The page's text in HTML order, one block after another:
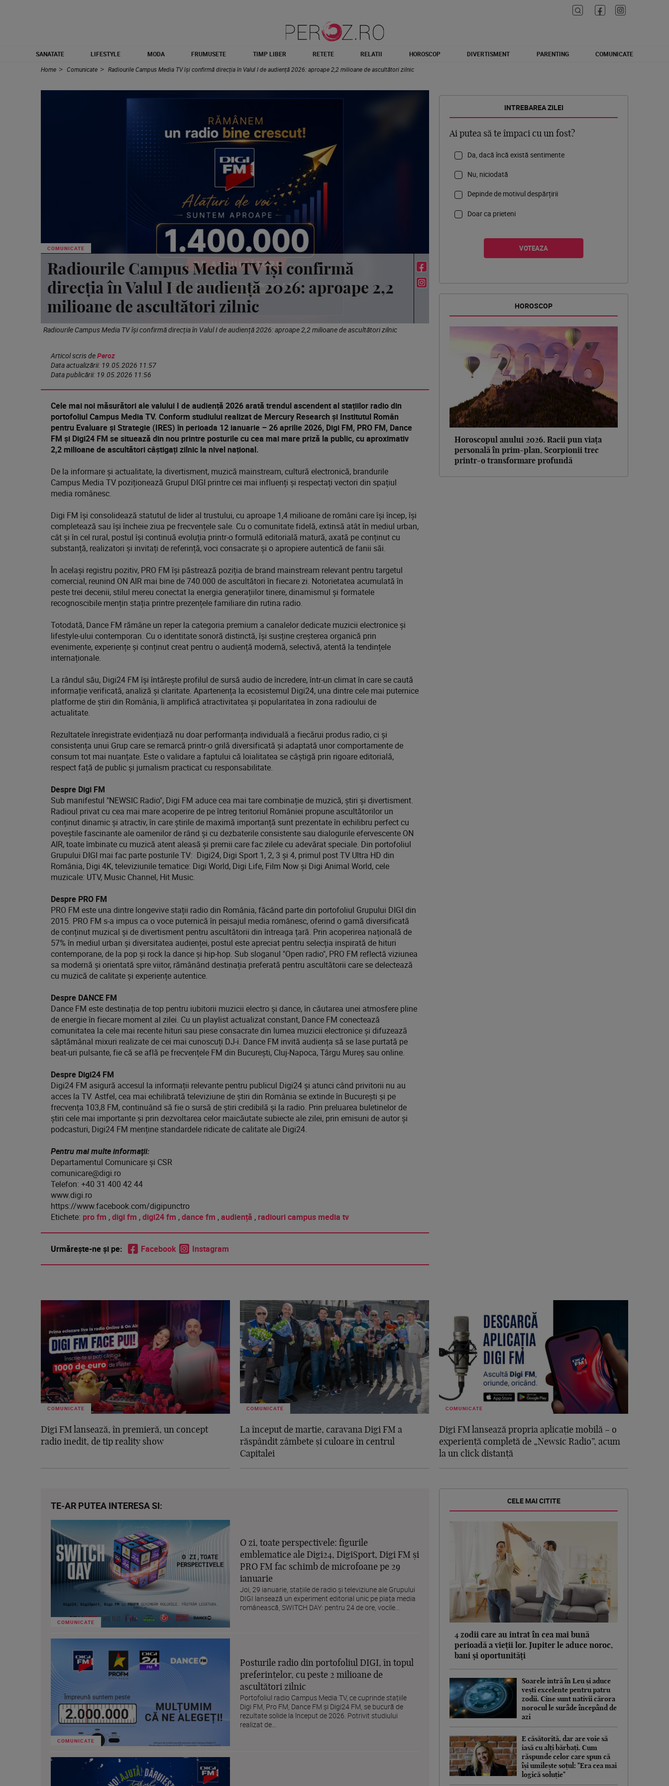
SANATATE LIFESTYLE MODA FRUMUSETE TIMP LIBER RETETE RELATII HOROSCOP DIVERTISMENT PARENTING
COMUNICATE
Home
Comunicate Radiourile Campus Media TV își confirmă direcția în Valul I de audiență 2026: aproape 2,2 milioane de ascultători zilnic
COMUNICATE
Radiourile Campus Media TV își confirmă direcția în Valul I de audiență 2026: aproape 2,2 milioane de ascultători zilnic
Radiourile Campus Media TV își confirmă
direcția în Valul I de audiență 2026: aproape 2,2
milioane de ascultători zilnic
Articol scris dePeroz
Data actualizării: 19.05.2026 11:57
Data publicării: 19.05.2026 11:56
Cele mai noi măsurători ale valului I de audiență 2026 arată trendul ascendent al stațiilor radio din
portofoliul Campus Media TV. Conform studiului realizat de Mercury Research și Institutul Român
pentru Evaluare și Strategie (IRES) în perioada 12 ianuarie – 26 aprilie 2026, Digi FM, PRO FM, Dance
FM și Digi24 FM se situează din nou printre posturile cu cea mai mare priză la public, cu aproximativ
2,2 milioane de ascultători câștigați zilnic la nivel național.
De la informare și actualitate, la divertisment, muzică mainstream, cultură electronică, brandurile
Campus Media TV poziționează Grupul DIGI printre cei mai influenți și respectați vectori din spațiul
media românesc.
Digi FM își consolidează statutul de lider al trustului, cu aproape 1,4 milioane de români care își încep, își
completează sau își încheie ziua pe frecvențele sale. Cu o comunitate fidelă, extinsă atât în mediul urban,
cât și în cel rural, postul își continuă evoluția printr-o formulă editorială matură, axată pe conținut cu
substanță, realizatori și invitați de referință, voci consacrate și o apropiere autentică de fanii săi.
În același registru pozitiv, PRO FM își păstrează poziția de brand mainstream relevant pentru targetul
comercial, reunind ON AIR mai bine de 740.000 de ascultători în fiecare zi. Notorietatea acumulată în
peste trei decenii, stilul mereu conectat la energia generațiilor tinere, dinamismul și formatele
recognoscibile mențin stația printre prezențele familiare din rutina radio.
Totodată, Dance FM rămâne un reper la categoria premium a canalelor dedicate muzicii electronice și
lifestyle-ului contemporan. Cu o identitate sonoră distinctă, își susține creșterea organică prin
evenimente, experiențe și conținut creat pentru o audiență modernă, selectivă, atentă la tendințele
internaționale.
La rândul său, Digi24 FM își întărește profilul de sursă audio de încredere, într-un climat în care se caută
informație verificată, analiză și claritate. Apartenența la ecosistemul Digi24, una dintre cele mai puternice
platforme de știri din România, îi amplifică atractivitatea și popularitatea în zona radioului de
actualitate.
Rezultatele înregistrate evidențiază nu doar performanța individuală a fiecărui produs radio, ci și
consistența unui Grup care se remarcă printr-o grilă diversificată și adaptată unor comportamente de
consum tot mai nuanțate. Este o validare a faptului că loialitatea se câștigă prin rigoare editorială,
respect față de public și jurnalism practicat cu responsabilitate.
Despre Digi FM
Sub manifestul "NEWSIC Radio", Digi FM aduce cea mai tare combinație de muzică, știri și divertisment.
Radioul privat cu cea mai mare acoperire de pe întreg teritoriul României propune ascultătorilor un
conținut dinamic și atractiv, în care știrile de maximă importanță sunt prezentate în echilibru perfect cu
poveștile fascinante ale oamenilor de rând și cu dezbaterile consistente sau dialogurile efervescente ON
AIR, toate îmbinate cu muzică atent aleasă și premii care fac zilele cu adevărat speciale. Din portofoliul
Grupului DIGI mai fac parte posturile TV: Digi24, Digi Sport 1, 2, 3 și 4, primul post TV Ultra HD din
România, Digi 4K, televiziunile tematice: Digi World, Digi Life, Film Now și Digi Animal World, cele
muzicale: UTV, Music Channel, Hit Music.
Despre PRO FM
PRO FM este una dintre longevive stații radio din România, făcând parte din portofoliul Grupului DIGI din
2015. PRO FM s-a impus ca o voce puternică în peisajul media românesc, oferind o gamă diversificată
de conținut muzical și de divertisment pentru ascultătorii din întreaga țară. Prin acoperirea națională de
57% în mediul urban și diversitatea audienței, postul este apreciat pentru selecția inspirată de hituri
contemporane, de la pop și rock la dance și hip-hop. Sub sloganul "Open radio", PRO FM reflectă viziunea
sa modernă și orientată spre viitor, rămânând destinația preferată pentru ascultătorii care se delectează
cu muzică de calitate și experiențe autentice.
Despre DANCE FM
Dance FM este destinația de top pentru iubitorii muzicii electro și dance, în căutarea unei atmosfere pline
de energie în fiecare moment al zilei. Cu un playlist actualizat constant, Dance FM conectează
comunitatea la cele mai recente hituri sau piese consacrate din lumea muzicii electronice și difuzează
săptămânal mixuri realizate de cei mai cunoscuți DJ-i. Dance FM invită audiența să se lase purtată pe
beat-uri pulsante, fie că se află pe frecvențele FM din București, Cluj-Napoca, Târgu Mureș sau online.
Despre Digi24 FM
Digi24 FM asigură accesul la informații relevante pentru publicul Digi24 și atunci când privitorii nu au
acces la TV. Astfel, cea mai echilibrată televiziune de știri din România se extinde în București și pe
frecvența 103,8 FM, continuând să fie o sursă de știri credibilă și la radio. Prin preluarea buletinelor de
știri cele mai importante și prin dezvoltarea celor maicăutate subiecte ale zilei, prin emisuni de autor și
podcasturi, Digi24 FM menține standardele ridicate de calitate ale Digi24.
Pentru mai multe informaţii:
Departamentul Comunicare și CSR
comunicare@digi.ro
Telefon: +40 31 400 42 44
www.digi.ro
https://www.facebook.com/digipunctro
Etichete: pro fm ,digi fm ,digi24 fm ,dance fm ,audiență , radiouri campus media tv
Urmărește-ne și pe: Facebook Instagram
INTREBAREA ZILEI
Ai putea să te împaci cu un fost?
Da, dacă încă există sentimente
Nu, niciodată
Depinde de motivul despărțirii
Doar ca prieteni
HOROSCOP
Horoscopul anului 2026. Racii pun viața
personală în prim-plan, Scorpionii trec
printr-o transformare profundă
COMUNICATE
Digi FM lansează, în premieră, un concept
radio inedit, de tip reality show
COMUNICATE
La început de martie, caravana Digi FM a
răspândit zâmbete și culoare în centrul
Capitalei
COMUNICATE
Digi FM lansează propria aplicație mobilă – o
experiență completă de „Newsic Radio”, acum
la un click distanță
TE-AR PUTEA INTERESA SI:
COMUNICATE
O zi, toate perspectivele: figurile
emblematice ale Digi24, DigiSport, Digi FM și
PRO FM fac schimb de microfoane pe 29
ianuarie
Joi, 29 ianuarie, stațiile de radio și televiziune ale Grupului
DIGI lansează un experiment editorial unic pe piața media
românească, SWITCH DAY: pentru 24 de ore, vocile...
COMUNICATE
Posturile radio din portofoliul DIGI, în topul
preferințelor, cu peste 2 milioane de
ascultători zilnic
Portofoliul radio Campus Media TV, ce cuprinde stațiile
Digi FM, Pro FM, Dance FM și Digi24 FM, se bucură de
rezultate solide la început de 2026. Potrivit studiului
realizat de...
CELE MAI CITITE
4 zodii care au intrat în cea mai bună
perioadă a vieții lor. Jupiter le aduce noroc,
bani și oportunități
Soarele intră în Leu și aduce
vești excelente pentru patru
zodii. Cine sunt nativii cărora
norocul le surâde începând de
azi
E căsătorită, dar are voie să
iasă cu alți bărbați. Cum
răspunde celor care spun că
își umilește soțul: "Era cea mai
logică soluție"